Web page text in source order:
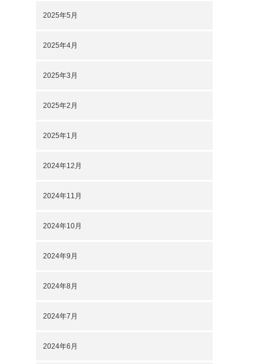
2025年5月
2025年4月
2025年3月
2025年2月
2025年1月
2024年12月
2024年11月
2024年10月
2024年9月
2024年8月
2024年7月
2024年6月